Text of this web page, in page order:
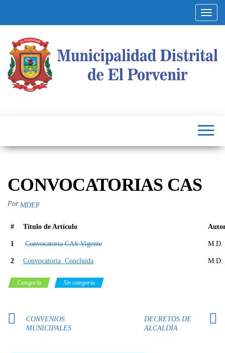
CONVOCATORIAS CAS
Por MDEP
# Título de Artículo
1 Convocatoria CAS Vigente M.D.
2 Convocatoria Concluida M.D.
Categoría Sin categoría
CONVENIOS
MUNICIPALES
DECRETOS DE
ALCALDÍA